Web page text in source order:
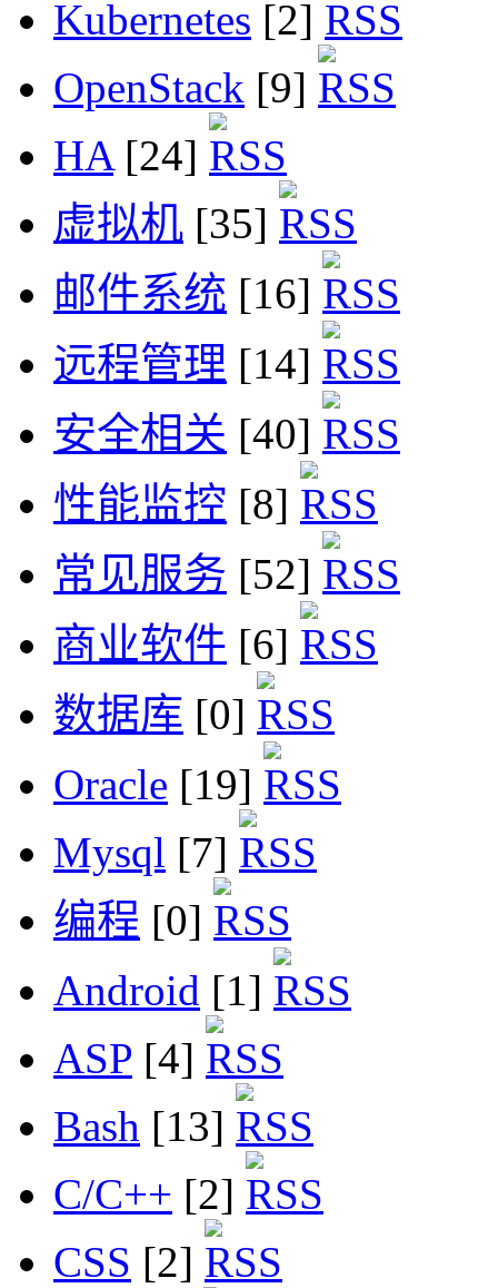
Kubernetes [2]
OpenStack [9]
HA[24]
虚拟机 [35]
邮件系统 [16]
远程管理 [14]
安全相关 [40]
性能监控 [8]
常见服务 [52]
商业软件 [6]
数据库 [0]
Oracle [19]
Mysql [7]
编程 [0]
Android [1]
ASP [4]
Bash [13]
C/C++ [2]
CSS [2]